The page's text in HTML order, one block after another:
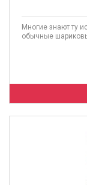
Многие знают ту
обычные